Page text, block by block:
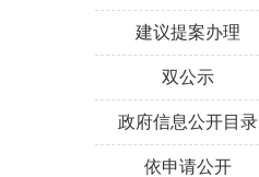
建议提案办理
双公示
政府信息公开目录
依申请公开